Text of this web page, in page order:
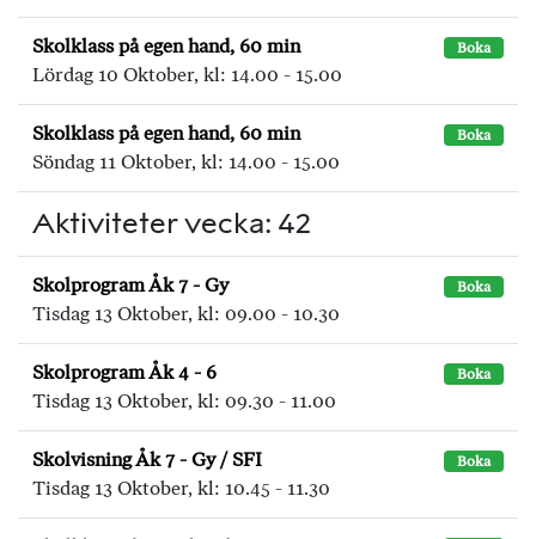
Skolklass på egen hand, 60 min Boka
Lördag 10 Oktober, kl: 14.00 - 15.00
Skolklass på egen hand, 60 min Boka
Söndag 11 Oktober, kl: 14.00 - 15.00
Aktiviteter vecka: 42
Skolprogram Åk 7 - Gy Boka
Tisdag 13 Oktober, kl: 09.00 - 10.30
Skolprogram Åk 4 - 6 Boka
Tisdag 13 Oktober, kl: 09.30 - 11.00
Skolvisning Åk 7 - Gy / SFI Boka
Tisdag 13 Oktober, kl: 10.45 - 11.30